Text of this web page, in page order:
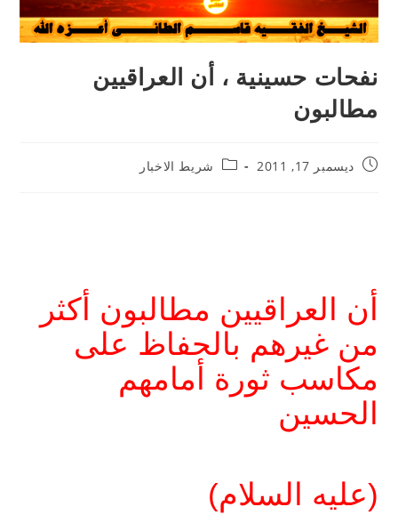
نفحات حسينية ، أن العراقيين
مطالبون
ديسمبر 17, 2011 شريط الاخبار
أن العراقيين مطالبون أكثر
من غيرهم بالحفاظ على
مكاسب ثورة أمامهم
الحسين
(عليه السلام)